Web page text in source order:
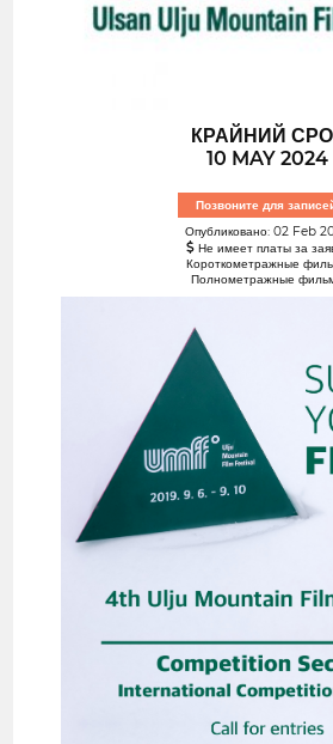
КРАЙНИЙ
10 MAY 2024
Позвоните для
Опубликовано: 02 Feb
Не имеет платы за
Короткометражные
Полнометражные